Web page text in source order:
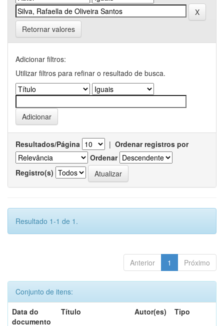
Retornar valores
Adicionar filtros:
Utilizar filtros para refinar o resultado de busca.
Resultados/Página | Ordenar registros por
Ordenar
Registro(s)
Resultado 1-1 de 1.
Anterior 1 Próximo
Conjunto de itens:
Data do
documento
Título Autor(es) Tipo